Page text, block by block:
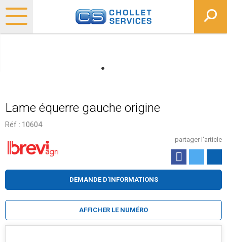
Lame équerre gauche origine
Réf : 10604
partager l'article
DEMANDE D'INFORMATIONS
AFFICHER LE NUMÉRO